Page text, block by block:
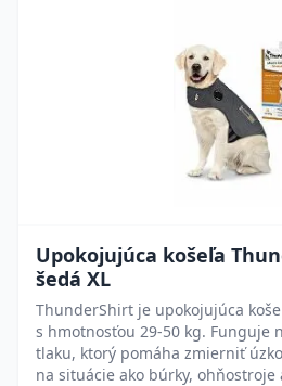
Upokojujúca košeľa
šedá XL
ThunderShirt je upokojujúca
s hmotnosťou 29-50 kg. Funguje
tlaku, ktorý pomáha zmierniť
na situácie ako búrky, ohňostroje